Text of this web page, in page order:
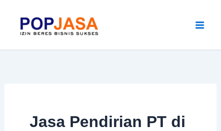
content
Jasa Pendirian PT di